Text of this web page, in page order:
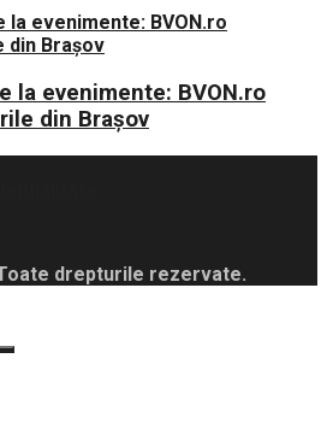
la evenimente: BVON.ro
din Brașov
drepturile rezervate.